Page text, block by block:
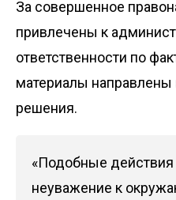
За совершенное
привлечены к
ответственности по
материалы направлены
решения.
«Подобные
неуважение к